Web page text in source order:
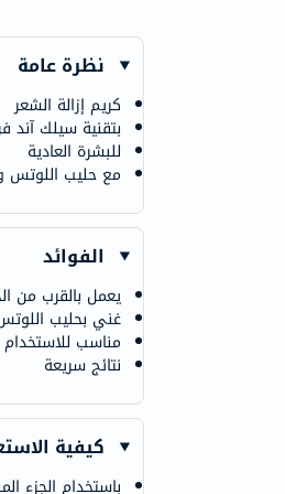
نظرة عامة
كريم إزالة الشعر
بتقنية سيلك آند
للبشرة العادية
مع حليب اللوتس
الفوائد
يعمل بالقرب من
غني بحليب
مناسب للاستخدام
نتائج سريعة
كيفية